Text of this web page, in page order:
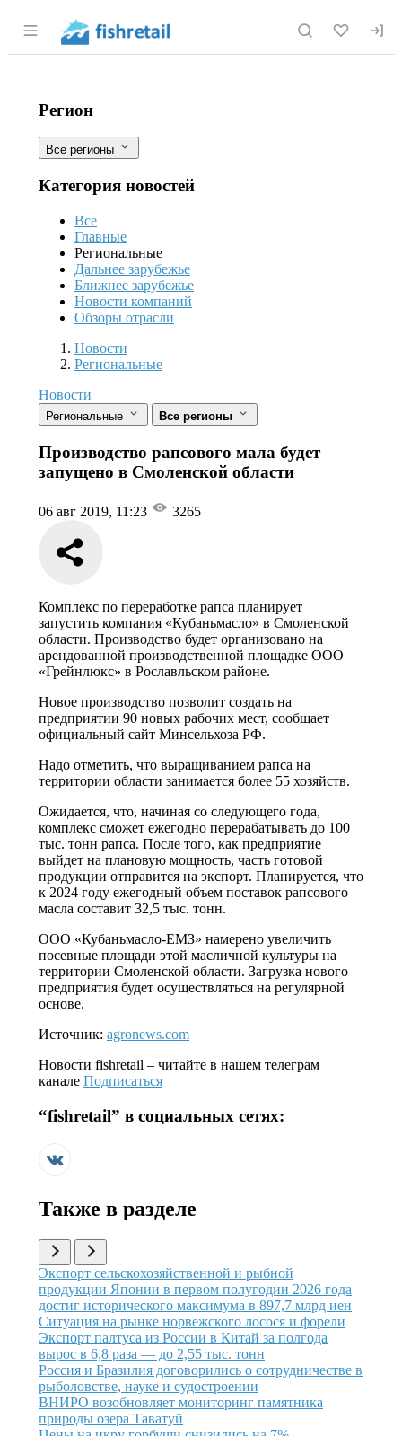
Раздел навигации по сайту fishretail.ru
Производство рапсового мала
Фильтры
Регион
Все регионы
Категория новостей
Все
Главные
Региональные
Дальнее зарубежье
Ближнее зарубежье
Новости компаний
Обзоры отрасли
Новости
Разделы
Новости
Региональные
Новости
Региональные Все регионы
Производство рапсового мала будет
запущено в Смоленской области
06 авг 2019, 11:23 3265
Комплекс по переработке рапса планирует
запустить компания «Кубаньмасло» в Смоленской
области. Производство будет организовано на
арендованной производственной площадке ООО
«Грейнлюкс» в Рославльском районе.
Новое производство позволит создать на
предприятии 90 новых рабочих мест, сообщает
официальный сайт Минсельхоза РФ.
Надо отметить, что выращиванием рапса на
территории области занимается более 55 хозяйств.
Ожидается, что, начиная со следующего года,
комплекс сможет ежегодно перерабатывать до 100
тыс. тонн рапса. После того, как предприятие
выйдет на плановую мощность, часть готовой
продукции отправится на экспорт. Планируется, что
к 2024 году ежегодный объем поставок рапсового
масла составит 32,5 тыс. тонн.
ООО «Кубаньмасло-ЕМЗ» намерено увеличить
посевные площади этой масличной культуры на
территории Смоленской области. Загрузка нового
предприятия будет осуществляться на регулярной
основе.
Источник: agronews.com
Новости fishretail – читайте в нашем телеграм
канале Подписаться
“fishretail” в социальных сетях:
Также в разделе
Иллюстрация новости
Экспорт сельскохозяйственной и рыбной
продукции Японии в первом полугодии 2026 года
достиг исторического максимума в 897,7 млрд иен
Иллюстрация новости
Ситуация на рынке норвежского лосося и форели
Иллюстрация новости
Экспорт палтуса из России в Китай за полгода
вырос в 6,8 раза — до 2,55 тыс. тонн
Иллюстрация новости
Россия и Бразилия договорились о сотрудничестве в
рыболовстве, науке и судостроении
Иллюстрация новости
ВНИРО возобновляет мониторинг памятника
природы озера Таватуй